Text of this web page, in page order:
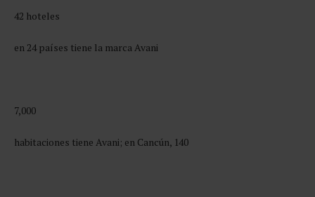
42 hoteles
en 24 países tiene la marca Avani
7,000
habitaciones tiene Avani; en Cancún, 140